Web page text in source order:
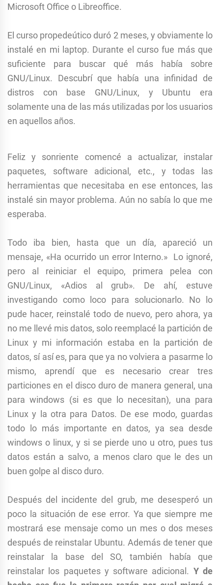
Microsoft Office o Libreoffice.
El curso propedeútico duró 2 meses, y obviamente lo
instalé en mi laptop. Durante el curso fue más que
suficiente para buscar qué más había sobre
GNU/Linux. Descubrí que había una infinidad de
distros con base GNU/Linux, y Ubuntu era
solamente una de las más utilizadas por los usuarios
en aquellos años.
Feliz y sonriente comencé a actualizar, instalar
paquetes, software adicional, etc., y todas las
herramientas que necesitaba en ese entonces, las
instalé sin mayor problema. Aún no sabía lo que me
esperaba.
Todo iba bien, hasta que un día, apareció un
mensaje, «Ha ocurrido un error Interno.» Lo ignoré,
pero al reiniciar el equipo, primera pelea con
GNU/Linux, «Adios al grub». De ahí, estuve
investigando como loco para solucionarlo. No lo
pude hacer, reinstalé todo de nuevo, pero ahora, ya
no me llevé mis datos, solo reemplacé la partición de
Linux y mi información estaba en la partición de
datos, sí así es, para que ya no volviera a pasarme lo
mismo, aprendí que es necesario crear tres
particiones en el disco duro de manera general, una
para windows (si es que lo necesitan), una para
Linux y la otra para Datos. De ese modo, guardas
todo lo más importante en datos, ya sea desde
windows o linux, y si se pierde uno u otro, pues tus
datos están a salvo, a menos claro que le des un
buen golpe al disco duro.
Después del incidente del grub, me desesperó un
poco la situación de ese error. Ya que siempre me
mostrará ese mensaje como un mes o dos meses
después de reinstalar Ubuntu. Además de tener que
reinstalar la base del SO, también había que
reinstalar los paquetes y software adicional. Y de